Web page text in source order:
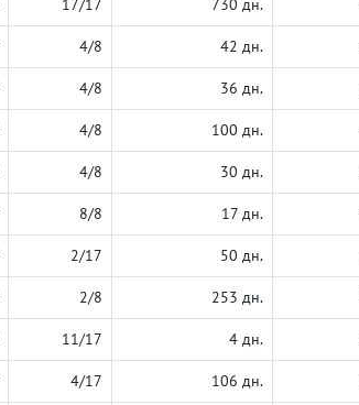
17/17 730 дн.
4/8 42 дн.
4/8 36 дн.
4/8 100 дн.
4/8 30 дн.
8/8 17 дн.
2/17 50 дн.
2/8 253 дн.
11/17 4 дн.
4/17 106 дн.